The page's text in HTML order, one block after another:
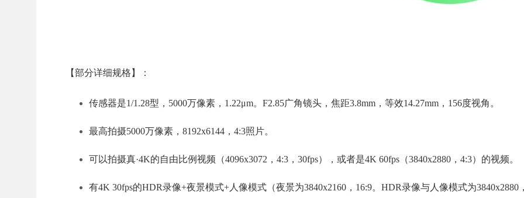
【部分详细规格】：
传感器是1/1.28型，5000万像素，1.22μm。F2.85广角镜头，焦距3.8mm，等效14.27mm，156度视角。
最高拍摄5000万像素，8192x6144，4:3照片。
可以拍摄真·4K的自由比例视频（4096x3072，4:3，30fps），或者是4K 60fps（3840x2880，4:3）的视频。
有4K 30fps的HDR录像+夜景模式+人像模式（夜景为3840x2160，16:9。HDR录像与人像模式为3840x2880